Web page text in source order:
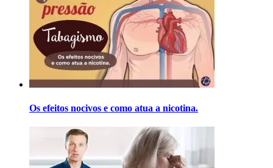
Os efeitos nocivos e como atua a nicotina.